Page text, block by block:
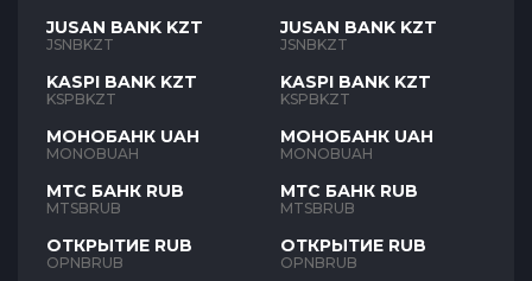
JUSAN BANK KZT
JSNBKZT
KASPI BANK KZT
KSPBKZT
МОНОБАНК UAH
MONOBUAH
МТС БАНК RUB
MTSBRUB
ОТКРЫТИЕ RUB
OPNBRUB
JUSAN BANK KZT
JSNBKZT
KASPI BANK KZT
KSPBKZT
МОНОБАНК UAH
MONOBUAH
МТС БАНК RUB
MTSBRUB
ОТКРЫТИЕ RUB
OPNBRUB